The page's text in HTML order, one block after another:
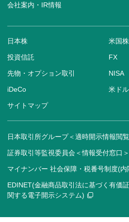
会社案内・IR情報
日本株 米国株
投資信託 FX
先物・オプション取引 NISA
iDeCo 米ド
サイトマップ
日本取引所グループ＜適時開示情報閲
証券取引等監視委員会＜情報受付窓口＞
マイナンバー 社会保障・税番号制度(内
EDINET(金融商品取引法に基づく有価
関する電子開示システム)